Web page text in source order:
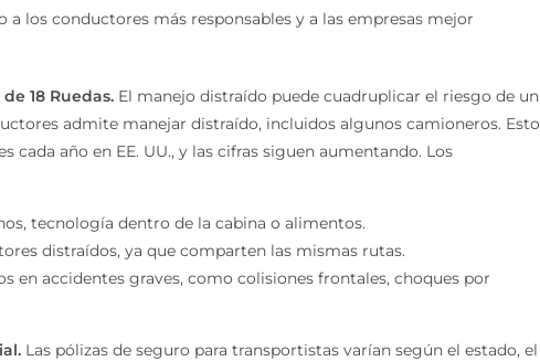
los conductores más responsables y a las empresas mejor
18 Ruedas. El manejo distraído puede cuadruplicar el riesgo de un
admite manejar distraído, incluidos algunos camioneros. Esto
año en EE. UU., y las cifras siguen aumentando. Los
tecnología dentro de la cabina o alimentos.
distraídos, ya que comparten las mismas rutas.
en accidentes graves, como colisiones frontales, choques por
Las pólizas de seguro para transportistas varían según el estado, el